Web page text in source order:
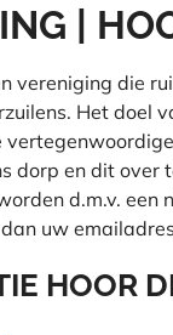
|
vereniging die
Het doel
dorp en dit
d.m.v.
uw
HOOR